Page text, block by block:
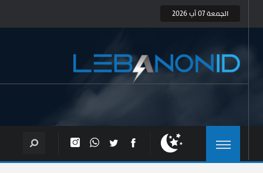
الجمعة 07 آب 2026